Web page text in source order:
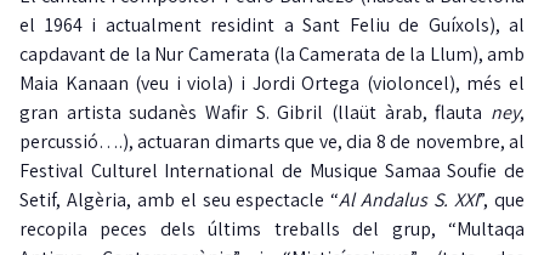
el 1964 i actualment residint a Sant Feliu de Guíxols), al
capdavant de la Nur Camerata (la Camerata de la Llum), amb
Maia Kanaan (veu i viola) i Jordi Ortega (violoncel), més el
gran artista sudanès Wafir S. Gibril (llaüt àrab, flauta ney,
percussió….), actuaran dimarts que ve, dia 8 de novembre, al
Festival Culturel International de Musique Samaa Soufie de
Setif, Algèria, amb el seu espectacle “Al Andalus S. XXI”, que
recopila peces dels últims treballs del grup, “Multaqa